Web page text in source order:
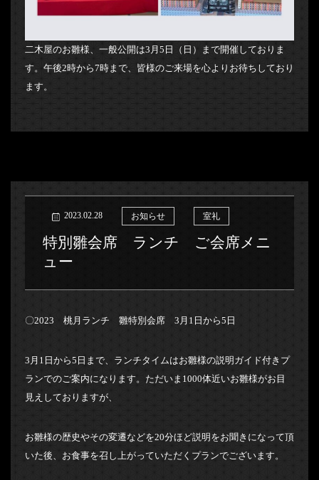
二木屋のお雛様、一般公開は3月5日（日）まで開催しておりま
す。午後2時から7時まで、皆様のご来場を心よりお待ちしており
ます。
2023.02.28 お知らせ 室礼
特別雛会席 ランチ ご会席メニ
ュー
〇2023 桃月ランチ 雛特別会席 3月1日から5日
3月1日から5日まで、ランチタイムはお雛様の説明ガイド付きプ
ランでのご案内になります。ただいま1000体近いお雛様がお目
見えしておりますが、
お雛様の歴史やその変遷などを20分ほど説明をお聞きになって頂
いた後、お食事を召し上がっていただくプランでございます。